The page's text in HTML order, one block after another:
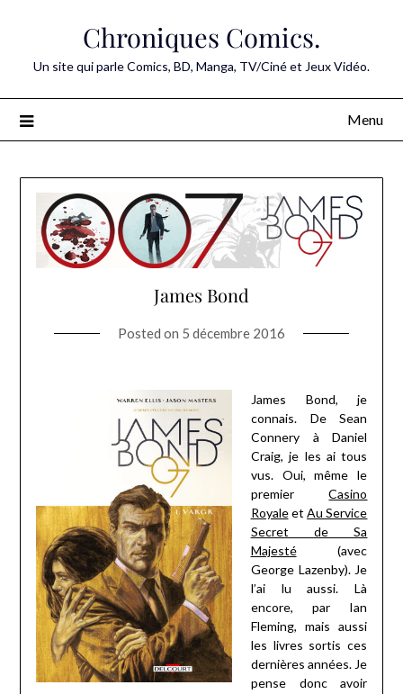
Chroniques Comics.
Un site qui parle Comics, BD, Manga, TV/Ciné et Jeux Vidéo.
Menu
James Bond
Posted on 5 décembre 2016
James Bond, je
connais. De Sean
Connery à Daniel
Craig, je les ai tous
vus. Oui, même le
premierCasino
RoyaleetAu Service
Secret de Sa
Majesté(avec
George Lazenby). Je
l’ai lu aussi. Là
encore, par Ian
Fleming, mais aussi
les livres sortis ces
dernières années. Je
pense donc avoir